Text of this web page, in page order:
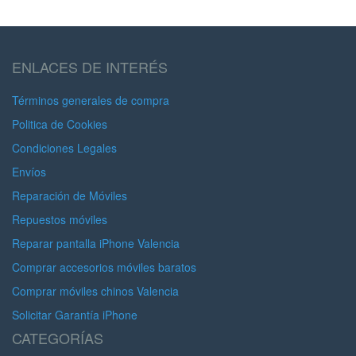
ENLACES DE INTERÉS
Términos generales de compra
Politica de Cookies
Condiciones Legales
Envíos
Reparación de Móviles
Repuestos móviles
Reparar pantalla iPhone Valencia
Comprar accesorios móviles baratos
Comprar móviles chinos Valencia
Solicitar Garantía iPhone
CATEGORÍAS